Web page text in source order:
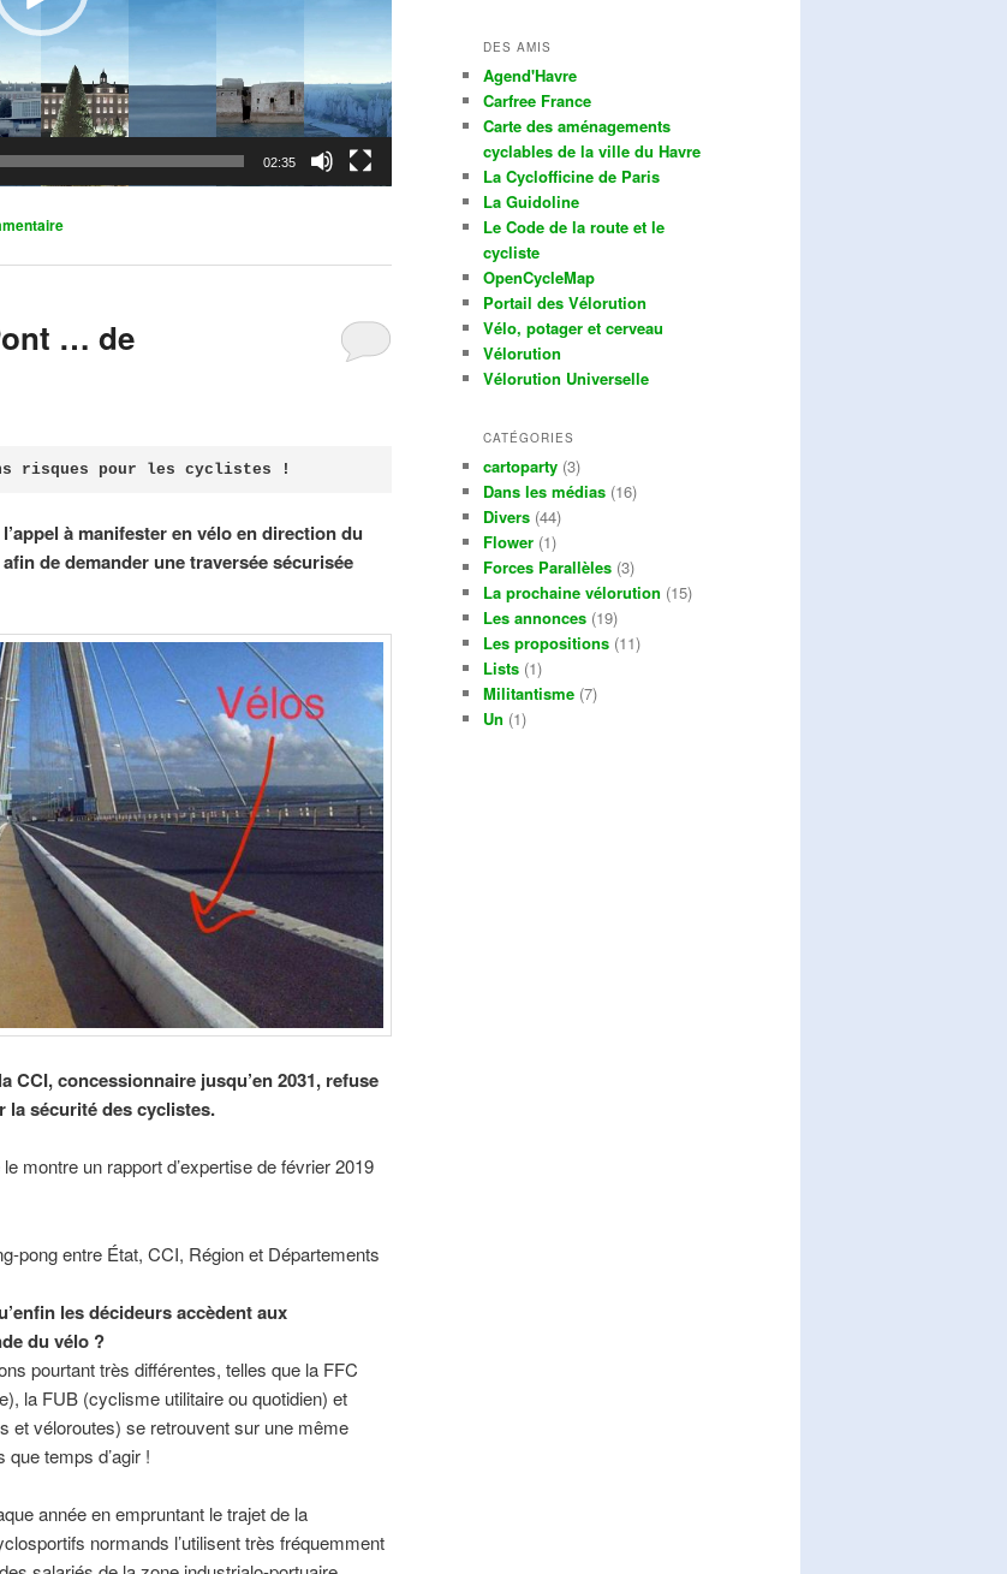
02:35
… de
risques pour les cyclistes !
à manifester en vélo en direction du
de demander une traversée sécurisée
CCI, concessionnaire jusqu’en 2031, refuse
la sécurité des cyclistes.
montre un rapport d’expertise de février 2019
pong entre État, CCI, Région et Départements
les décideurs accèdent aux
du vélo ?
pourtant très différentes, telles que la FFC
la FUB (cyclisme utilitaire ou quotidien) et
et véloroutes) se retrouvent sur une même
que temps d’agir !
année en empruntant le trajet de la
normands l’utilisent très fréquemment
DES AMIS
Agend'Havre
Carfree France
Carte des aménagements
cyclables de la ville du Havre
La Cyclofficine de Paris
La Guidoline
Le Code de la route et le
cycliste
OpenCycleMap
Portail des Vélorution
Vélo, potager et cerveau
Vélorution
Vélorution Universelle
CATÉGORIES
cartoparty (3)
Dans les médias (16)
Divers (44)
Flower (1)
Forces Parallèles (3)
La prochaine vélorution (15)
Les annonces (19)
Les propositions (11)
Lists (1)
Militantisme (7)
Un (1)